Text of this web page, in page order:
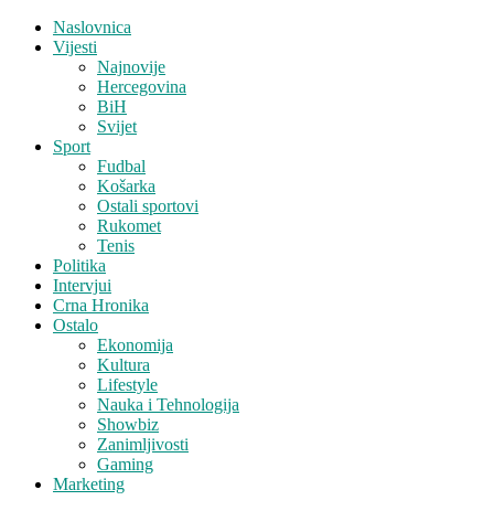
Naslovnica
Vijesti
Najnovije
Hercegovina
BiH
Svijet
Sport
Fudbal
Košarka
Ostali sportovi
Rukomet
Tenis
Politika
Intervjui
Crna Hronika
Ostalo
Ekonomija
Kultura
Lifestyle
Nauka i Tehnologija
Showbiz
Zanimljivosti
Gaming
Marketing